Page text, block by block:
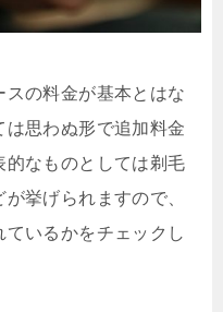
スの料金が基本とはな
は思わぬ形で追加料金
的なものとしては剃毛
挙げられますので、
いるかをチェックし